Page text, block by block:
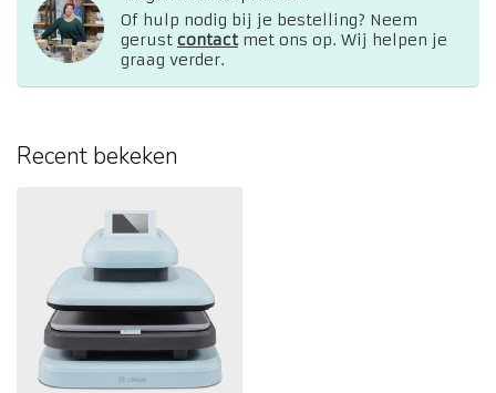
Of hulp nodig bij je bestelling? Neem
gerust contactmet ons op. Wij helpen je
graag verder.
Recent bekeken